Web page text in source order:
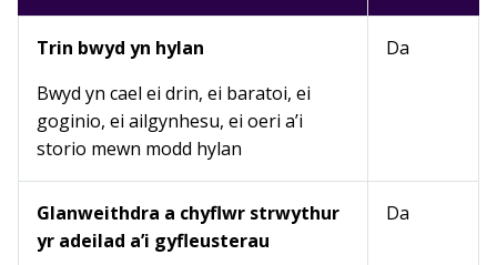
Trin bwyd yn hylan
Bwyd yn cael ei drin, ei baratoi, ei
goginio, ei ailgynhesu, ei oeri a’i
storio mewn modd hylan
Da
Glanweithdra a chyflwr strwythur
yr adeilad a’i gyfleusterau
Da